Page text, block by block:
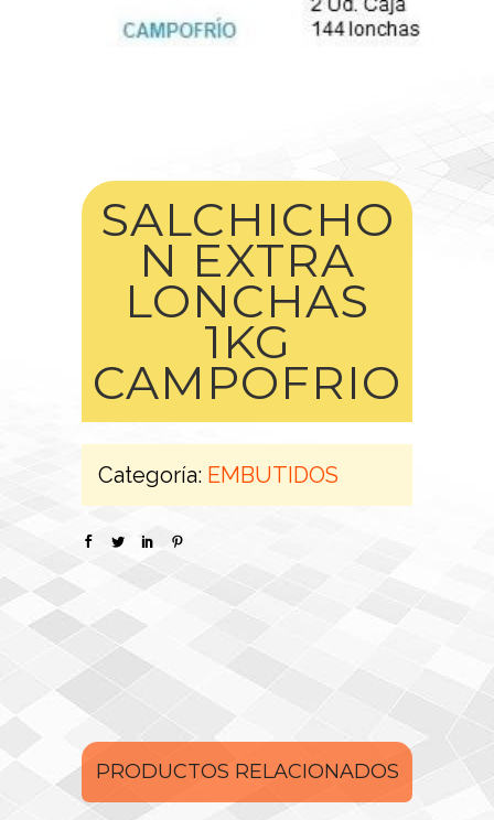
SALCHICHO
N EXTRA
LONCHAS
1KG
CAMPOFRIO
Categoría: EMBUTIDOS
PRODUCTOS RELACIONADOS